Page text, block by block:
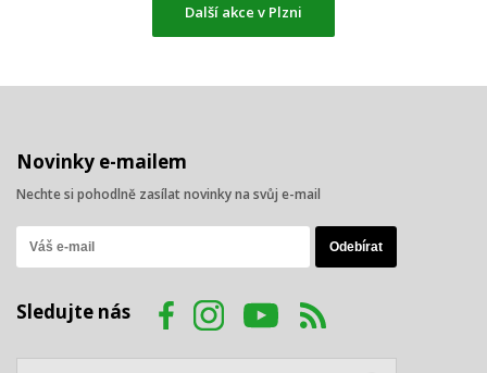
Další akce v Plzni
Novinky e-mailem
Nechte si pohodlně zasílat novinky na svůj e-mail
Sledujte nás